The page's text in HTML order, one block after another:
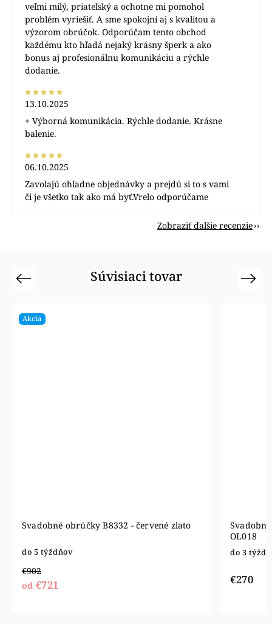
veľmi milý, priateľský a ochotne mi pomohol
problém vyriešiť. A sme spokojní aj s kvalitou a
výzorom obrúčok. Odporúčam tento obchod
každému kto hľadá nejaký krásny šperk a ako
bonus aj profesionálnu komunikáciu a rýchle
dodanie.
13.10.2025
+ Výborná komunikácia. Rýchle dodanie. Krásne
balenie.
06.10.2025
Zavolajú ohľadne objednávky a prejdú si to s vami
či je všetko tak ako má byť.Vrelo odporúčame
Zobraziť ďalšie recenzie
Súvisiaci tovar
Previous
Akcia
Svadobné obrúčky B8332 - červené zlato
do 5 týždňov
€902
od €721
OL018
do 3
€270
Next